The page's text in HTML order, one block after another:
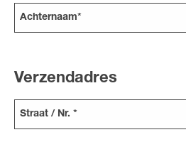
Achternaam*
Verzendadres
Straat / Nr. *